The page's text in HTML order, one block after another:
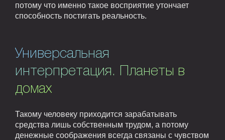
потому что именно такое восприятие утончает
способность постигать реальность.
Универсальная
интерпретация. Планеты в
домах
Такому человеку приходится зарабатывать
средства лишь собственным трудом, а потому
денежные соображения всегда связаны с чувством